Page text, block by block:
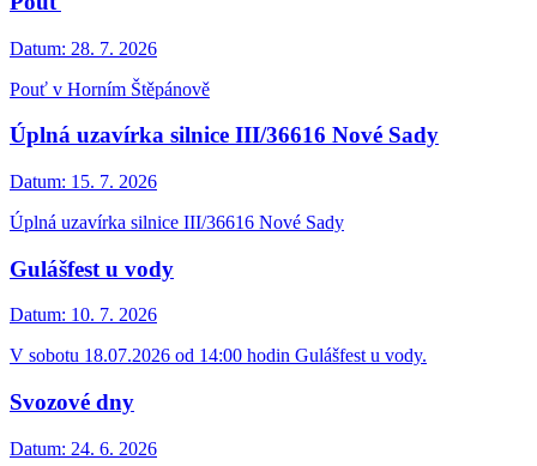
Datum: 28. 7. 2026
Pouť v Horním Štěpánově
Úplná uzavírka silnice III/36616 Nové Sady
Datum: 15. 7. 2026
Úplná uzavírka silnice III/36616 Nové Sady
Gulášfest u vody
Datum: 10. 7. 2026
V sobotu 18.07.2026 od 14:00 hodin Gulášfest u vody.
Svozové dny
Datum: 24. 6. 2026